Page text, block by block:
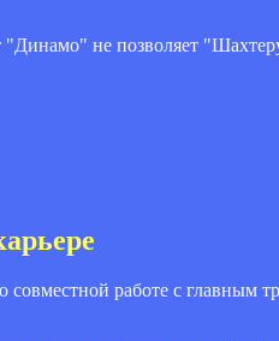
не позволяет
работе с главным